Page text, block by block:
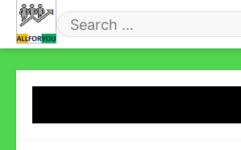
Skip
content
Search